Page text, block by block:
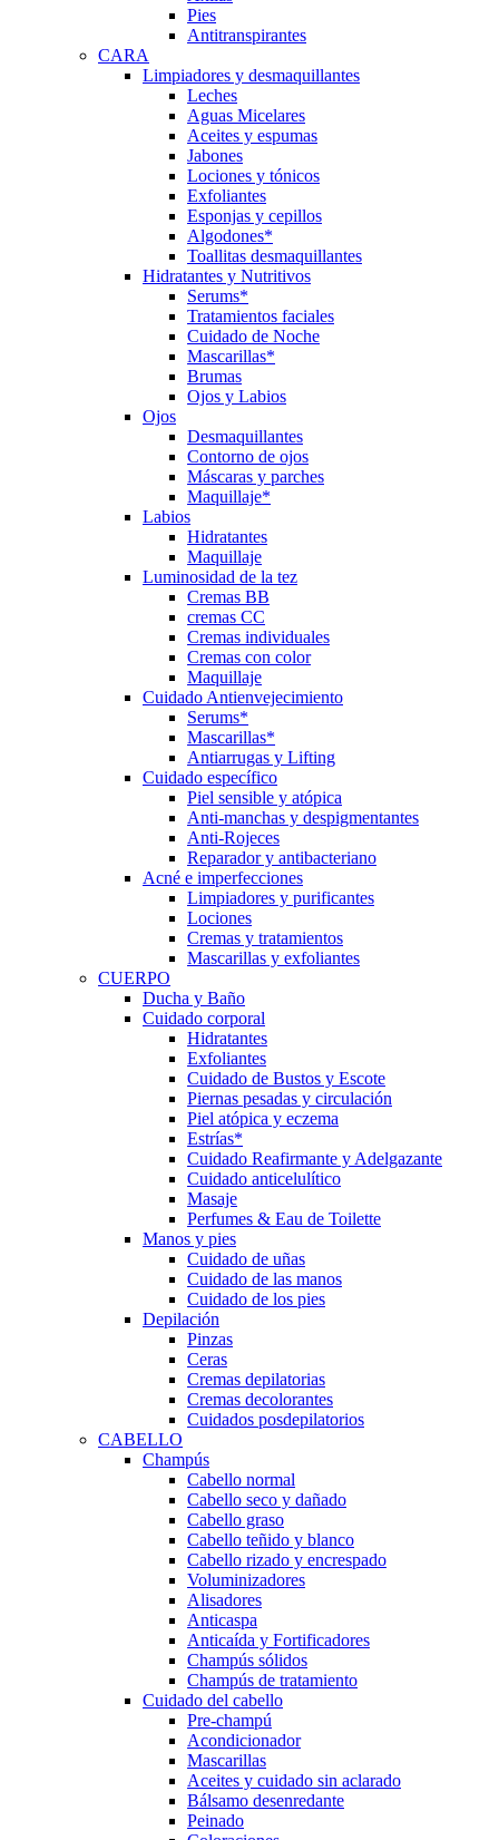
Pies
Antitranspirantes
CARA
Limpiadores y desmaquillantes
Leches
Aguas Micelares
Aceites y espumas
Jabones
Lociones y tónicos
Exfoliantes
Esponjas y cepillos
Algodones*
Toallitas desmaquillantes
Hidratantes y Nutritivos
Serums*
Tratamientos faciales
Cuidado de Noche
Mascarillas*
Brumas
Ojos y Labios
Ojos
Desmaquillantes
Contorno de ojos
Máscaras y parches
Maquillaje*
Labios
Hidratantes
Maquillaje
Luminosidad de la tez
Cremas BB
cremas CC
Cremas individuales
Cremas con color
Maquillaje
Cuidado Antienvejecimiento
Serums*
Mascarillas*
Antiarrugas y Lifting
Cuidado específico
Piel sensible y atópica
Anti-manchas y despigmentantes
Anti-Rojeces
Reparador y antibacteriano
Acné e imperfecciones
Limpiadores y purificantes
Lociones
Cremas y tratamientos
Mascarillas y exfoliantes
CUERPO
Ducha y Baño
Cuidado corporal
Hidratantes
Exfoliantes
Cuidado de Bustos y Escote
Piernas pesadas y circulación
Piel atópica y eczema
Estrías*
Cuidado Reafirmante y Adelgazante
Cuidado anticelulítico
Masaje
Perfumes & Eau de Toilette
Manos y pies
Cuidado de uñas
Cuidado de las manos
Cuidado de los pies
Depilación
Pinzas
Ceras
Cremas depilatorias
Cremas decolorantes
Cuidados posdepilatorios
CABELLO
Champús
Cabello normal
Cabello seco y dañado
Cabello graso
Cabello teñido y blanco
Cabello rizado y encrespado
Voluminizadores
Alisadores
Anticaspa
Anticaída y Fortificadores
Champús sólidos
Champús de tratamiento
Cuidado del cabello
Pre-champú
Acondicionador
Mascarillas
Aceites y cuidado sin aclarado
Bálsamo desenredante
Peinado